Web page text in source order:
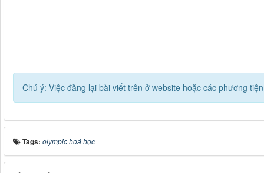
Chú ý: Việc đăng lại bài viết trên ở website hoặc các phương
Tags: olympic hoá học